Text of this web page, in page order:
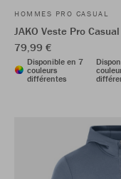
HOMMES PRO CASUAL
JAKO Veste Pro Casual
79,99 €
Disponible en 7
couleurs
différentes